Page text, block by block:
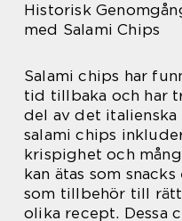
Historisk
med Salami Chips
Salami chips har
tid tillbaka och har
del av det italienska
salami chips
krispighet och
kan ätas som
som tillbehör till
olika recept. Dessa